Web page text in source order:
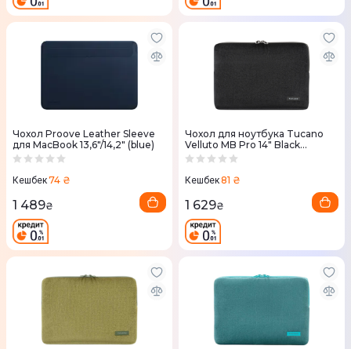
Чохол Proove Leather Sleeve
для MacBook 13,6"/14,2" (blue)
Кешбек74 ₴
1 489₴
Чохол для ноутбука Tucano
Velluto MB Pro 14" Black
(BFVELMB14-BK)
Кешбек81 ₴
1 629₴